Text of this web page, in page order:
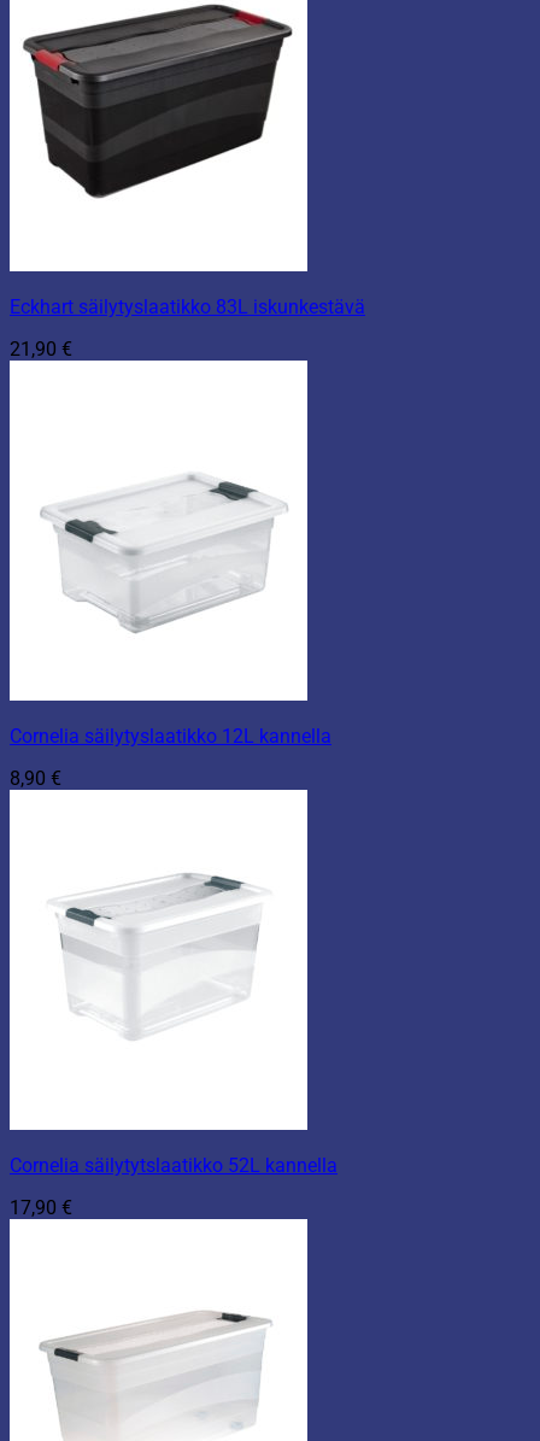
Eckhart säilytyslaatikko 83L iskunkestävä
21,90 €
Cornelia säilytyslaatikko 12L kannella
8,90 €
Cornelia säilytytslaatikko 52L kannella
17,90 €